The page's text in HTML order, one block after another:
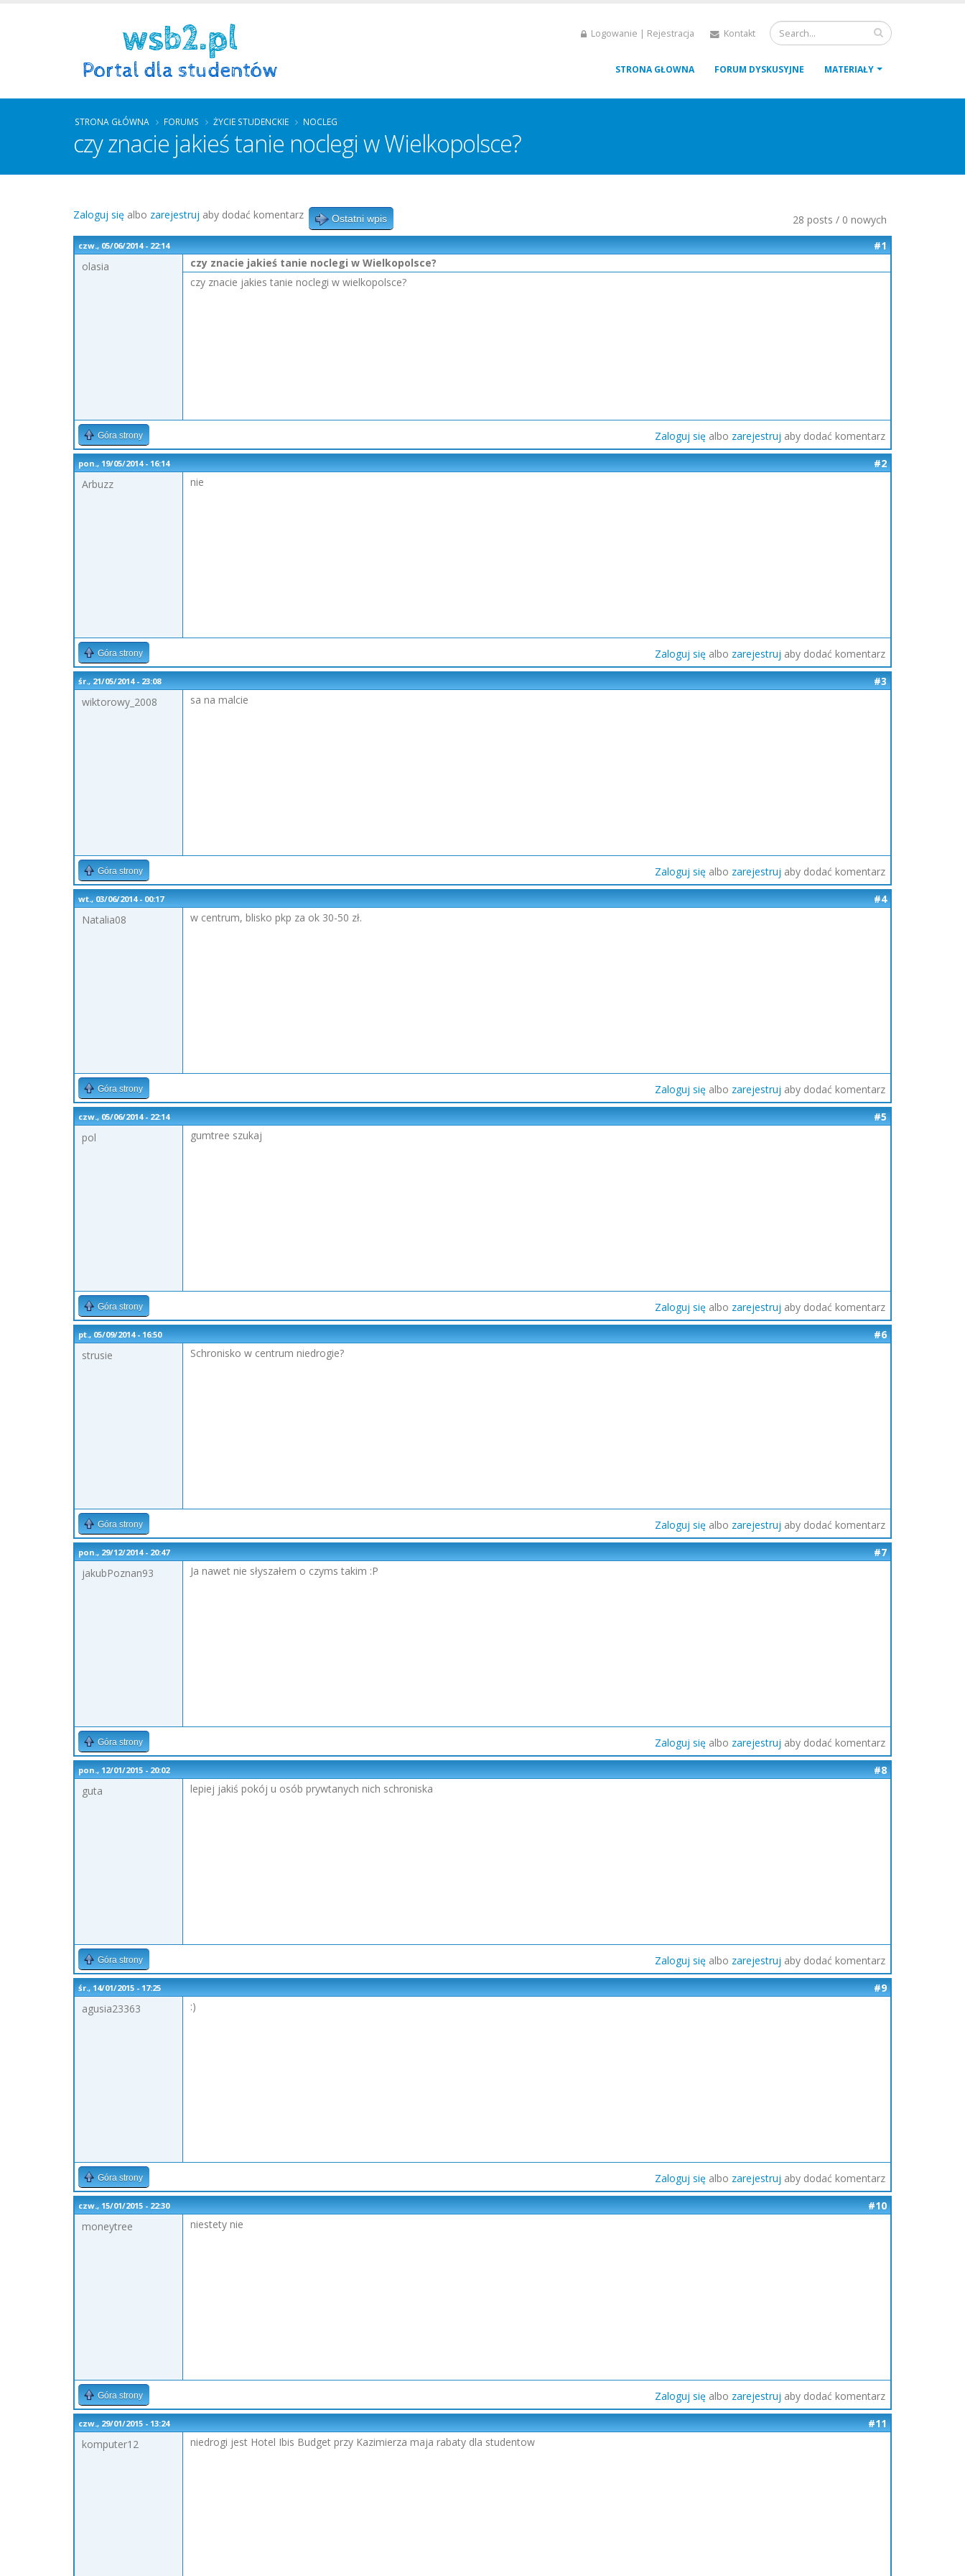
Logowanie | Rejestracja Kontakt
STRONA GŁOWNA FORUM DYSKUSYJNE MATERIAŁY
STRONA GŁÓWNA FORUMS ŻYCIE STUDENCKIE NOCLEG
czy znacie jakieś tanie noclegi w Wielkopolsce?
28 posts / 0 nowych
Zaloguj się albo zarejestruj aby dodać komentarz Ostatni wpis
czw., 05/06/2014 - 22:14
#1
olasia
czy znacie jakieś tanie noclegi w Wielkopolsce?
czy znacie jakies tanie noclegi w wielkopolsce?
Góra strony Zaloguj się albo zarejestruj aby dodać komentarz
pon., 19/05/2014 - 16:14
#2
Arbuzz
nie
Góra strony Zaloguj się albo zarejestruj aby dodać komentarz
śr., 21/05/2014 - 23:08
#3
wiktorowy_2008
sa na malcie
Góra strony Zaloguj się albo zarejestruj aby dodać komentarz
wt., 03/06/2014 - 00:17
#4
Natalia08
w centrum, blisko pkp za ok 30-50 zł.
Góra strony Zaloguj się albo zarejestruj aby dodać komentarz
czw., 05/06/2014 - 22:14
#5
pol
gumtree szukaj
Góra strony Zaloguj się albo zarejestruj aby dodać komentarz
pt., 05/09/2014 - 16:50
#6
strusie
Schronisko w centrum niedrogie?
Góra strony Zaloguj się albo zarejestruj aby dodać komentarz
pon., 29/12/2014 - 20:47
#7
jakubPoznan93
Ja nawet nie słyszałem o czyms takim :P
Góra strony Zaloguj się albo zarejestruj aby dodać komentarz
pon., 12/01/2015 - 20:02
#8
guta
lepiej jakiś pokój u osób prywtanych nich schroniska
Góra strony Zaloguj się albo zarejestruj aby dodać komentarz
śr., 14/01/2015 - 17:25
#9
agusia23363
:)
Góra strony Zaloguj się albo zarejestruj aby dodać komentarz
czw., 15/01/2015 - 22:30
#10
moneytree
niestety nie
Góra strony Zaloguj się albo zarejestruj aby dodać komentarz
czw., 29/01/2015 - 13:24
#11
komputer12
niedrogi jest Hotel Ibis Budget przy Kazimierza maja rabaty dla studentow